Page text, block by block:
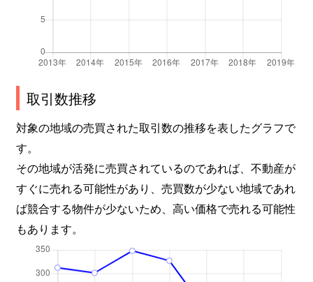
取引数推移
対象の地域の売買された取引数の推移を表したグラフで
す。
その地域が活発に売買されているのであれば、不動産が
すぐに売れる可能性があり、売買数が少ない地域であれ
ば競合する物件が少ないため、高い価格で売れる可能性
もあります。